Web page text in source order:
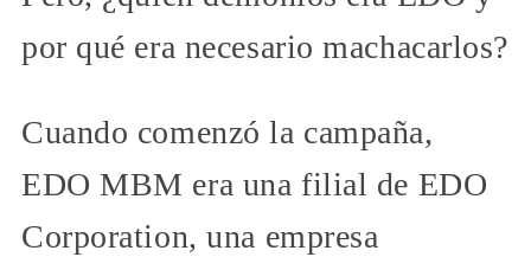
por qué era necesario machacarlos?
Cuando comenzó la campaña,
EDO MBM era una filial de EDO
Corporation, una empresa